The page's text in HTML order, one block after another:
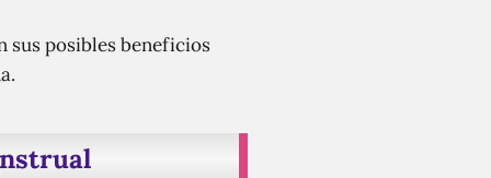
sus posibles beneficios